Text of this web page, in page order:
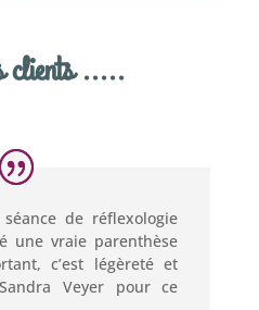
clients .....
de réflexologie
une vraie parenthèse
c’est légèreté et
Veyer pour ce